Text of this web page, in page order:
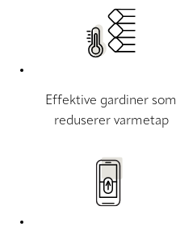
Effektive gardiner som
reduserer varmetap